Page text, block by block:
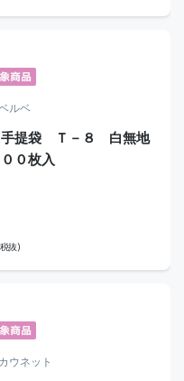
ルベ
提袋 Ｔ－８ 白無地
０枚入
抜)
カウネット